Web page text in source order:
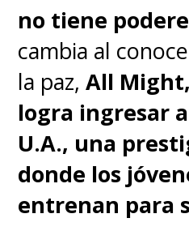
no tiene
cambia al
la paz, All
logra ingresar
U.A., una
donde los
entrenan para